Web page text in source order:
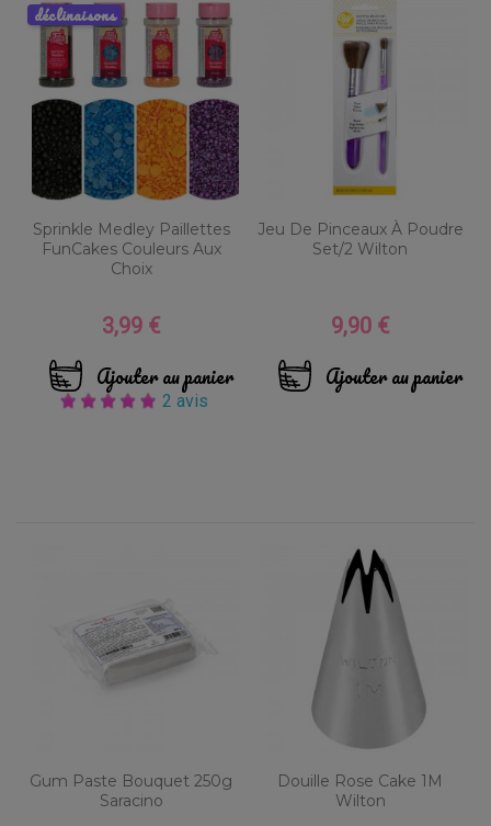
Sprinkle Medley Paillettes
FunCakes Couleurs Aux
Choix
Prix
3,99 €
Ajouter au panier
2 avis
déclinaisons
Jeu De Pinceaux À Poudre
Set/2 Wilton
Prix
9,90 €
Ajouter au panier
Gum Paste Bouquet 250g
Saracino
Douille Rose Cake 1M
Wilton